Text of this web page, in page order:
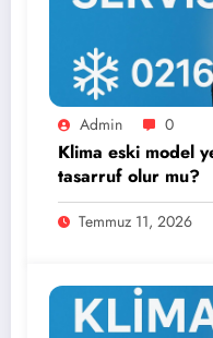
Admin 0
Klima eski model
tasarruf olur mu?
Temmuz 11, 2026